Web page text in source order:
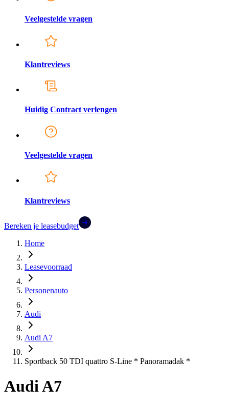
Veelgestelde vragen
Klantreviews
Huidig Contract verlengen
Veelgestelde vragen
Klantreviews
Bereken je leasebudget
Home
Leasevoorraad
Personenauto
Audi
Audi A7
Sportback 50 TDI quattro S-Line * Panoramadak *
Audi A7